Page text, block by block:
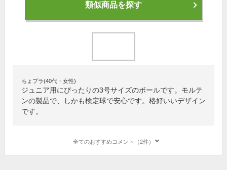
類似商品を探す
ちょプラ(40代・女性)
ジュニア用にぴったりの3号サイズのボールです。モルテ
ンの製品で、しかも検定球で安心です。格好いいデザイン
です。
全てのおすすめコメント（2件）